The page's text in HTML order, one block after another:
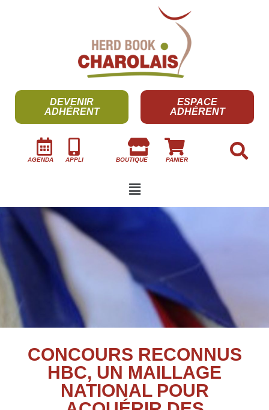
DEVENIR
ADHÉRENT
ESPACE
ADHÉRENT
AGENDA APPLI BOUTIQUE PANIER
CONCOURS RECONNUS
HBC, UN MAILLAGE
NATIONAL POUR